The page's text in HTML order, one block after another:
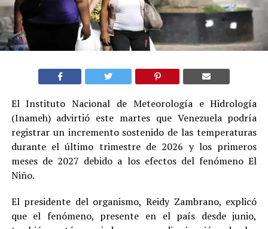
El Instituto Nacional de Meteorología e Hidrología
(Inameh) advirtió este martes que Venezuela podría
registrar un incremento sostenido de las temperaturas
durante el último trimestre de 2026 y los primeros
meses de 2027 debido a los efectos del fenómeno El
Niño.
El presidente del organismo, Reidy Zambrano, explicó
que el fenómeno, presente en el país desde junio,